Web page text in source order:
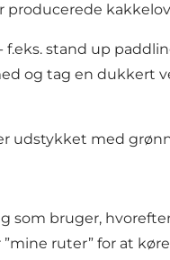
producerede
stand up
og tag en dukkert
udstykket med
som bruger,
ruter” for at